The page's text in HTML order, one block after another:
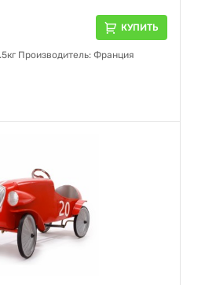
КУПИТЬ
Производитель: Франция